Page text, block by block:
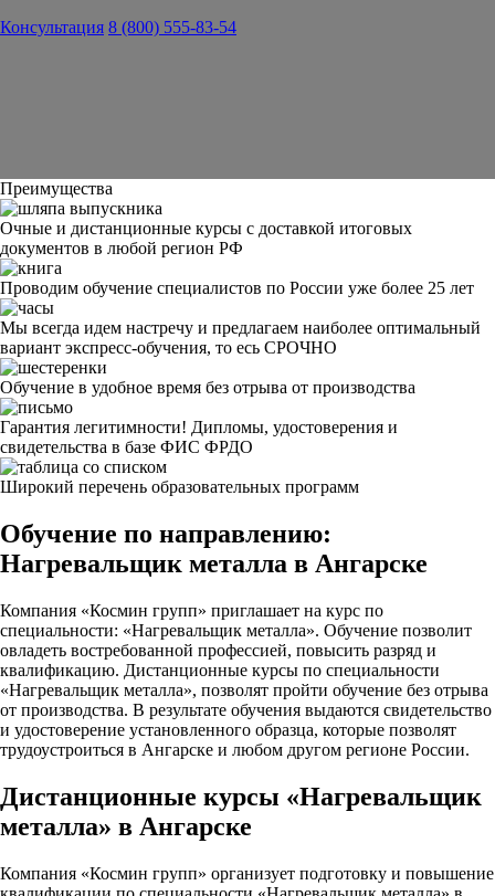
Консультация 8 (800) 555-83-54
Преимущества
Очные и дистанционные курсы с доставкой итоговых
документов в любой регион РФ
Проводим обучение специалистов по России уже более 25 лет
Мы всегда идем настречу и предлагаем наиболее оптимальный
вариант экспресс-обучения, то есь СРОЧНО
Обучение в удобное время без отрыва от производства
Гарантия легитимности! Дипломы, удостоверения и
свидетельства в базе ФИС ФРДО
Широкий перечень образовательных программ
Обучение по направлению:
Нагревальщик металла в Ангарске
Компания «Космин групп» приглашает на курс по
специальности: «Нагревальщик металла». Обучение позволит
овладеть востребованной профессией, повысить разряд и
квалификацию. Дистанционные курсы по специальности
«Нагревальщик металла», позволят пройти обучение без отрыва
от производства. В результате обучения выдаются свидетельство
и удостоверение установленного образца, которые позволят
трудоустроиться в Ангарске и любом другом регионе России.
Дистанционные курсы «Нагревальщик
металла» в Ангарске
Компания «Космин групп» организует подготовку и повышение